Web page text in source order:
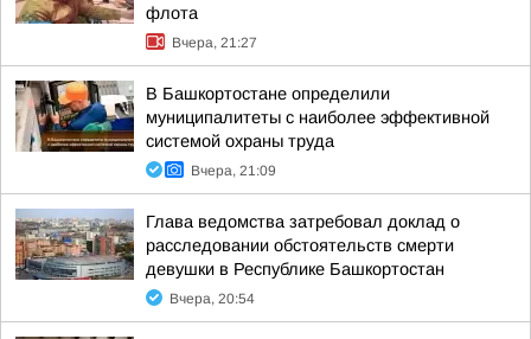
флота
Вчера, 21:27
В Башкортостане определили
муниципалитеты с наиболее эффективной
системой охраны труда
Вчера, 21:09
Глава ведомства затребовал доклад о
расследовании обстоятельств смерти
девушки в Республике Башкортостан
Вчера, 20:54